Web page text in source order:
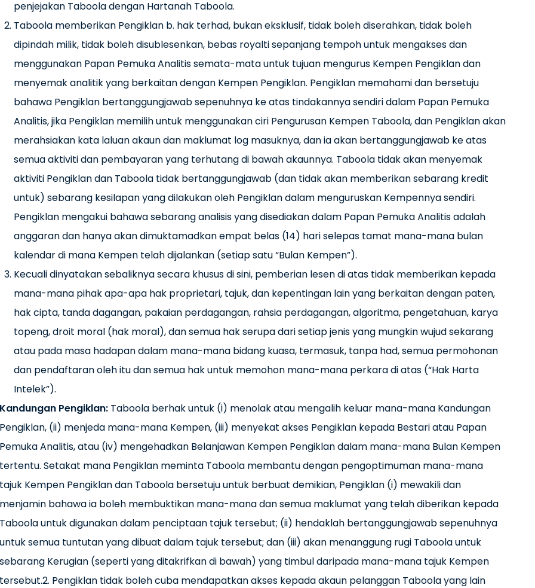
penjejakan Taboola dengan Hartanah Taboola.
Taboola memberikan Pengiklan b. hak terhad, bukan eksklusif, tidak boleh diserahkan, tidak boleh
dipindah milik, tidak boleh disublesenkan, bebas royalti sepanjang tempoh untuk mengakses dan
menggunakan Papan Pemuka Analitis semata-mata untuk tujuan mengurus Kempen Pengiklan dan
menyemak analitik yang berkaitan dengan Kempen Pengiklan. Pengiklan memahami dan bersetuju
bahawa Pengiklan bertanggungjawab sepenuhnya ke atas tindakannya sendiri dalam Papan Pemuka
Analitis, jika Pengiklan memilih untuk menggunakan ciri Pengurusan Kempen Taboola, dan Pengiklan akan
merahsiakan kata laluan akaun dan maklumat log masuknya, dan ia akan bertanggungjawab ke atas
semua aktiviti dan pembayaran yang terhutang di bawah akaunnya. Taboola tidak akan menyemak
aktiviti Pengiklan dan Taboola tidak bertanggungjawab (dan tidak akan memberikan sebarang kredit
untuk) sebarang kesilapan yang dilakukan oleh Pengiklan dalam menguruskan Kempennya sendiri.
Pengiklan mengakui bahawa sebarang analisis yang disediakan dalam Papan Pemuka Analitis adalah
anggaran dan hanya akan dimuktamadkan empat belas (14) hari selepas tamat mana-mana bulan
kalendar di mana Kempen telah dijalankan (setiap satu “Bulan Kempen”).
Kecuali dinyatakan sebaliknya secara khusus di sini, pemberian lesen di atas tidak memberikan kepada
mana-mana pihak apa-apa hak proprietari, tajuk, dan kepentingan lain yang berkaitan dengan paten,
hak cipta, tanda dagangan, pakaian perdagangan, rahsia perdagangan, algoritma, pengetahuan, karya
topeng, droit moral (hak moral), dan semua hak serupa dari setiap jenis yang mungkin wujud sekarang
atau pada masa hadapan dalam mana-mana bidang kuasa, termasuk, tanpa had, semua permohonan
dan pendaftaran oleh itu dan semua hak untuk memohon mana-mana perkara di atas (“Hak Harta
Intelek”).
Kandungan Pengiklan: Taboola berhak untuk (i) menolak atau mengalih keluar mana-mana Kandungan
Pengiklan, (ii) menjeda mana-mana Kempen, (iii) menyekat akses Pengiklan kepada Bestari atau Papan
Pemuka Analitis, atau (iv) mengehadkan Belanjawan Kempen Pengiklan dalam mana-mana Bulan Kempen
tertentu. Setakat mana Pengiklan meminta Taboola membantu dengan pengoptimuman mana-mana
tajuk Kempen Pengiklan dan Taboola bersetuju untuk berbuat demikian, Pengiklan (i) mewakili dan
menjamin bahawa ia boleh membuktikan mana-mana dan semua maklumat yang telah diberikan kepada
Taboola untuk digunakan dalam penciptaan tajuk tersebut; (ii) hendaklah bertanggungjawab sepenuhnya
untuk semua tuntutan yang dibuat dalam tajuk tersebut; dan (iii) akan menanggung rugi Taboola untuk
sebarang Kerugian (seperti yang ditakrifkan di bawah) yang timbul daripada mana-mana tajuk Kempen
tersebut.2. Pengiklan tidak boleh cuba mendapatkan akses kepada akaun pelanggan Taboola yang lain